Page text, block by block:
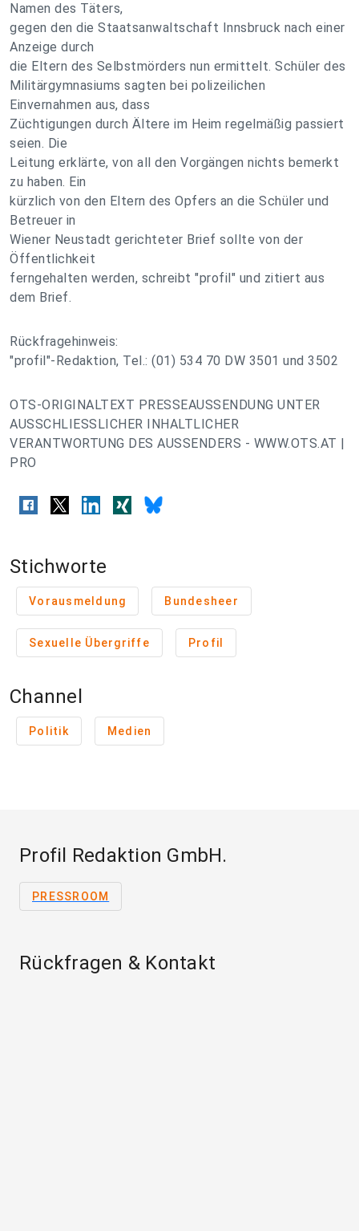
Namen des Täters,
gegen den die Staatsanwaltschaft Innsbruck nach einer
Anzeige durch
die Eltern des Selbstmörders nun ermittelt. Schüler des
Militärgymnasiums sagten bei polizeilichen
Einvernahmen aus, dass
Züchtigungen durch Ältere im Heim regelmäßig passiert
seien. Die
Leitung erklärte, von all den Vorgängen nichts bemerkt
zu haben. Ein
kürzlich von den Eltern des Opfers an die Schüler und
Betreuer in
Wiener Neustadt gerichteter Brief sollte von der
Öffentlichkeit
ferngehalten werden, schreibt "profil" und zitiert aus
dem Brief.
Rückfragehinweis:
"profil"-Redaktion, Tel.: (01) 534 70 DW 3501 und 3502
OTS-ORIGINALTEXT PRESSEAUSSENDUNG UNTER
AUSSCHLIESSLICHER INHALTLICHER
VERANTWORTUNG DES AUSSENDERS - WWW.OTS.AT |
PRO
Stichworte
Vorausmeldung Bundesheer
Sexuelle Übergriffe Profil
Channel
Politik Medien
Profil Redaktion GmbH.
PRESSROOM
Rückfragen & Kontakt